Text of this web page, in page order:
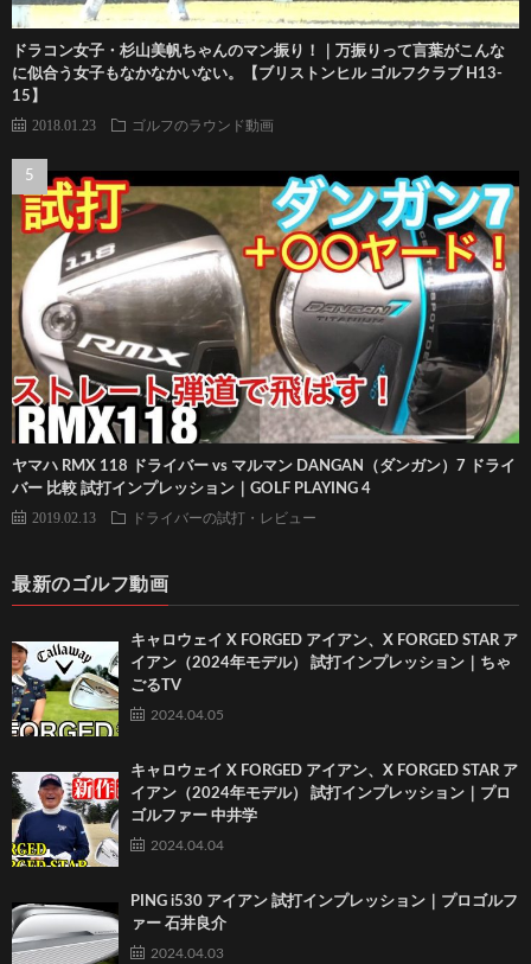
ドラコン女子・杉山美帆ちゃんのマン振り！｜万振りって言葉がこんな
に似合う女子もなかなかいない。【ブリストンヒル ゴルフクラブ H13-
15】
2018.01.23 ゴルフのラウンド動画
ヤマハ RMX 118 ドライバー vs マルマン DANGAN（ダンガン）7 ドライ
バー 比較 試打インプレッション｜GOLF PLAYING 4
2019.02.13 ドライバーの試打・レビュー
最新のゴルフ動画
キャロウェイ X FORGED アイアン、X FORGED STAR ア
イアン（2024年モデル） 試打インプレッション｜ちゃ
ごるTV
2024.04.05
キャロウェイ X FORGED アイアン、X FORGED STAR ア
イアン（2024年モデル） 試打インプレッション｜プロ
ゴルファー 中井学
2024.04.04
PING i530 アイアン 試打インプレッション｜プロゴルフ
ァー 石井良介
2024.04.03